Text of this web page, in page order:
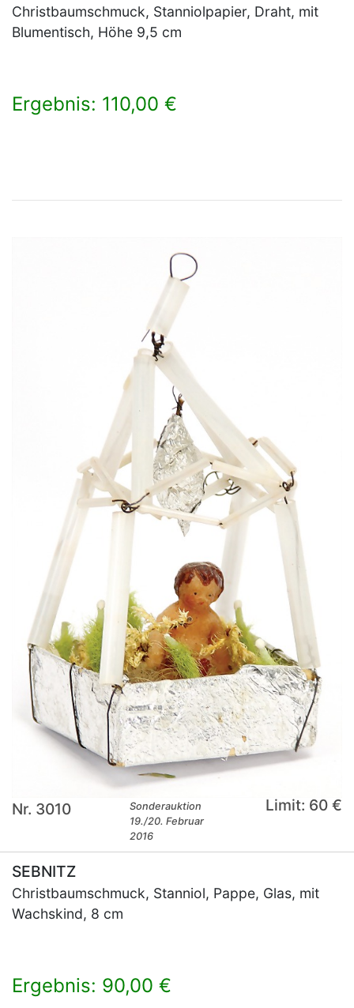
Christbaumschmuck, Stanniolpapier, Draht, mit
Blumentisch, Höhe 9,5 cm
Ergebnis: 110,00 €
Nr. 3010
Sonderauktion
19./20. Februar
2016
Limit: 60 €
SEBNITZ
Christbaumschmuck, Stanniol, Pappe, Glas, mit
Wachskind, 8 cm
Ergebnis: 90,00 €